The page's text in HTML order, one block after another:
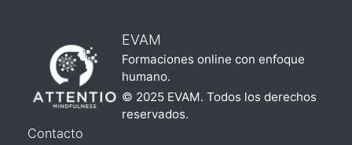
EVAM
Formaciones online con enfoque
humano.
© 2025 EVAM. Todos los derechos
reservados.
Contacto